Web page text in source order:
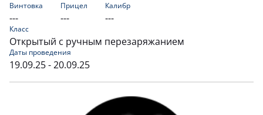
Винтовка
---
Прицел
---
Калибр
---
Класс
Открытый с ручным перезаряжанием
Даты проведения
19.09.25 - 20.09.25